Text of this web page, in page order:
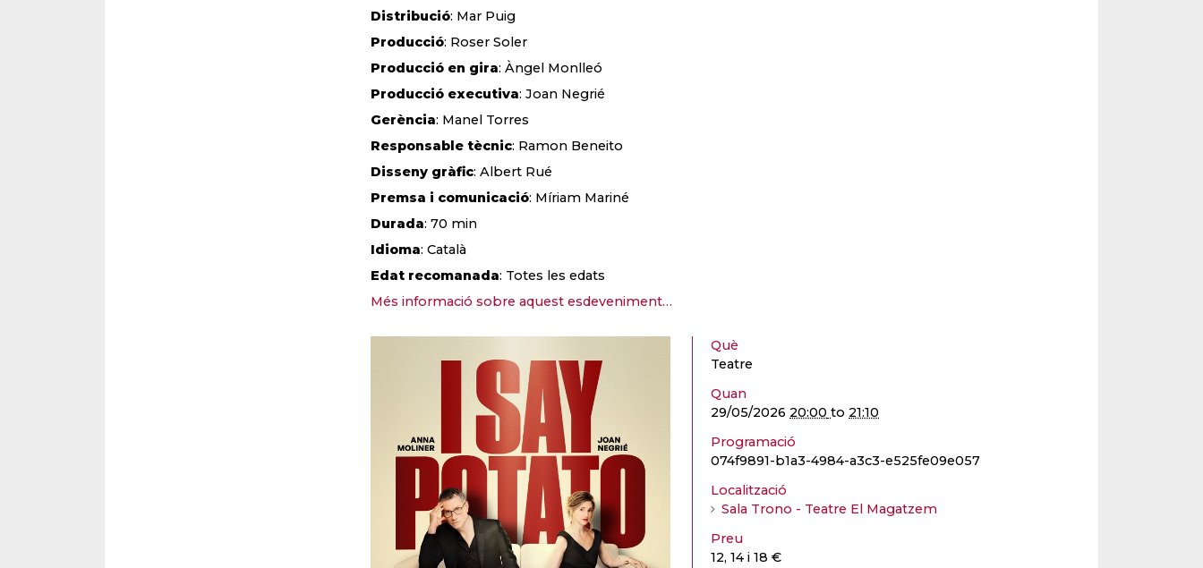
Distribució: Mar Puig
Producció: Roser Soler
Producció en gira: Àngel Monlleó
Producció executiva: Joan Negrié
Gerència: Manel Torres
Responsable tècnic: Ramon Beneito
Disseny gràfic: Albert Rué
Premsa i comunicació: Míriam Mariné
Durada: 70 min
Idioma: Català
Edat recomanada: Totes les edats
Més informació sobre aquest esdeveniment…
Què
Teatre
Quan
29/05/2026 20:00 to 21:10
Programació
074f9891-b1a3-4984-a3c3-e525fe09e057
Localització
Sala Trono - Teatre El Magatzem
Preu
12, 14 i 18 €